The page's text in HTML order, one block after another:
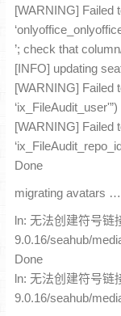
[WARNING] Failed
’; check that
[INFO] updating
[WARNING] Failed
‘ix_FileAudit_user'”)
[WARNING] Failed
Done
migrating avatars …
ln: 无法创建符号链
9.0.16/seahub/
Done
ln: 无法创建符号链
9.0.16/seahub/